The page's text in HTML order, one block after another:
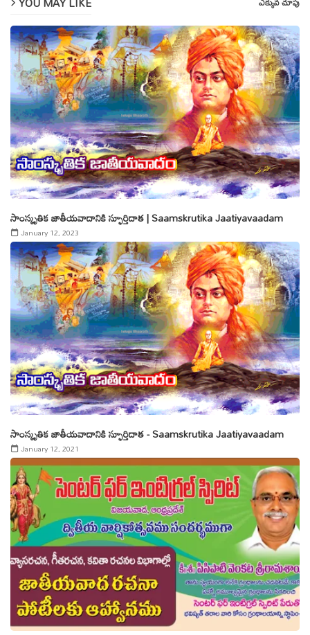
సాంస్కృతిక జాతీయవాదానికి స్ఫూర్తిదాత | Saamskrutika Jaatiyavaadam
January 12, 2023
సాంస్కృతిక జాతీయవాదానికి స్ఫూర్తిదాత - Saamskrutika Jaatiyavaadam
January 12, 2021